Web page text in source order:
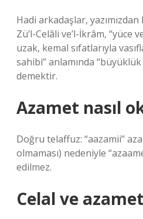
Hadi arkadaşlar,
Zü’l-Celâli ve’l-İkrâm, “yüce
uzak, kemal sıfatlarıyla
sahibi” anlamında
demektir.
Azamet nasıl
Doğru telaffuz: “aazamii”
olmaması) nedeniyle
edilmez.
Celal ve